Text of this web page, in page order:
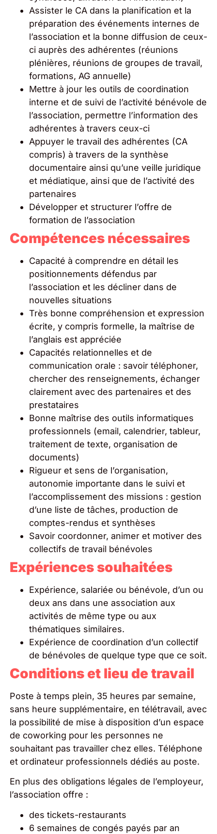
Assister le CA dans la planification et la
préparation des événements internes de
l’association et la bonne diffusion de ceux-
ci auprès des adhérentes (réunions
plénières, réunions de groupes de travail,
formations, AG annuelle)
Mettre à jour les outils de coordination
interne et de suivi de l’activité bénévole de
l’association, permettre l’information des
adhérentes à travers ceux-ci
Appuyer le travail des adhérentes (CA
compris) à travers de la synthèse
documentaire ainsi qu’une veille juridique
et médiatique, ainsi que de l’activité des
partenaires
Développer et structurer l’offre de
formation de l’association
Compétences nécessaires
Capacité à comprendre en détail les
positionnements défendus par
l’association et les décliner dans de
nouvelles situations
Très bonne compréhension et expression
écrite, y compris formelle, la maîtrise de
l’anglais est appréciée
Capacités relationnelles et de
communication orale : savoir téléphoner,
chercher des renseignements, échanger
clairement avec des partenaires et des
prestataires
Bonne maîtrise des outils informatiques
professionnels (email, calendrier, tableur,
traitement de texte, organisation de
documents)
Rigueur et sens de l’organisation,
autonomie importante dans le suivi et
l’accomplissement des missions : gestion
d’une liste de tâches, production de
comptes-rendus et synthèses
Savoir coordonner, animer et motiver des
collectifs de travail bénévoles
Expériences souhaitées
Expérience, salariée ou bénévole, d’un ou
deux ans dans une association aux
activités de même type ou aux
thématiques similaires.
Expérience de coordination d’un collectif
de bénévoles de quelque type que ce soit.
Conditions et lieu de travail
Poste à temps plein, 35 heures par semaine,
sans heure supplémentaire, en télétravail, avec
la possibilité de mise à disposition d’un espace
de coworking pour les personnes ne
souhaitant pas travailler chez elles. Téléphone
et ordinateur professionnels dédiés au poste.
En plus des obligations légales de l’employeur,
l’association offre :
des tickets-restaurants
6 semaines de congés payés par an